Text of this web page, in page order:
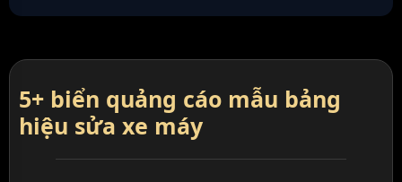
5+ biển quảng cáo mẫu bảng
hiệu sửa xe máy